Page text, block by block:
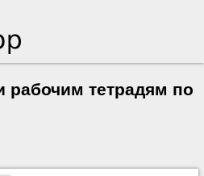
рабочим тетрадям по